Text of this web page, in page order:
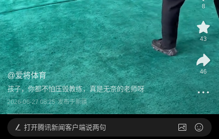
@爱将体育
孩子，你都不怕压毁教练，真是无奈的老师呀
2026-06-27 08:25 发布于新疆
8
43
46
打开腾讯新闻客户端说两句